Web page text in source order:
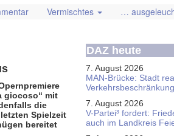
Vermischtes …
giocoso“ mit
die
Spielzeit
bereitet
DAZ heute
7. August 2026
MAN-Brücke: Stadt
7. August 2026
V-Partei­³ fordert:
auch im Land­kreis